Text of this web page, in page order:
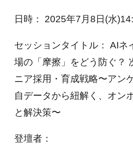
日時： 2025年7月8日(水
セッションタイトル： AIネ
場の「摩擦」をどう防ぐ？
ニア採用・育成戦略〜アン
自データから紐解く、オン
と解決策〜
登壇者：